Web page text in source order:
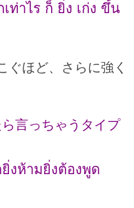
ท่าไร ก็ ยิ่ง เก่ง ขึ้น
ぐほど、さらに強く
言っちゃうタイプ
งห้ามยิ่งต้องพูด